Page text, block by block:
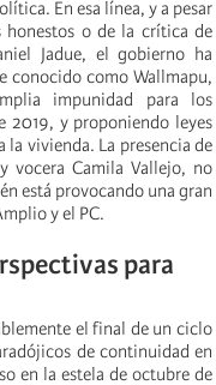
En esa línea, y a pesar
o de la crítica de
Jadue, el gobierno ha
conocido como Wallmapu,
impunidad para los
2019, y proponiendo leyes
vivienda. La presencia de
vocera Camila Vallejo, no
está provocando una gran
y el PC.
para
el final de un ciclo
de continuidad en
en la estela de octubre de